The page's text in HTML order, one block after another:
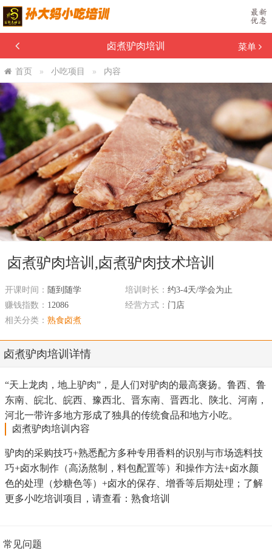
卤煮驴肉培训 菜单
首页 小吃项目 内容
卤煮驴肉培训,卤煮驴肉技术培训
开课时间： 随到随学 培训时长： 约3-4天/学会为止
赚钱指数： 12086 经营方式： 门店
相关分类： 熟食卤煮
卤煮驴肉培训详情
“天上龙肉，地上驴肉”，是人们对驴肉的最高褒扬。鲁西、鲁
东南、皖北、皖西、豫西北、晋东南、晋西北、陕北、河南，
河北一带许多地方形成了独具的传统食品和地方小吃。
卤煮驴肉培训内容
驴肉的采购技巧+熟悉配方多种专用香料的识别与市场选料技
巧+卤水制作（高汤熬制，料包配置等）和操作方法+卤水颜
色的处理（炒糖色等）+卤水的保存、增香等后期处理；了解
更多小吃培训项目，请查看：熟食培训
常见问题